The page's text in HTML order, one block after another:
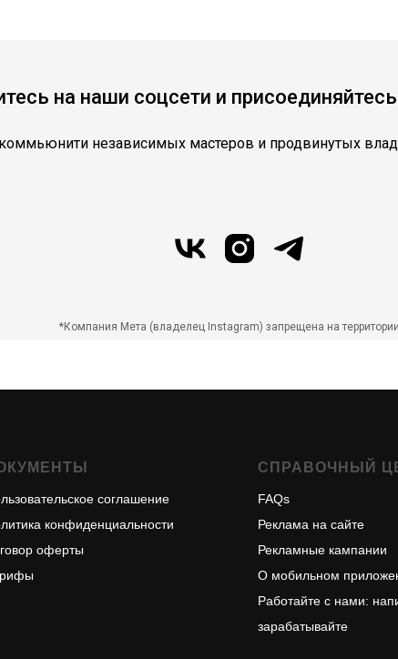
на наши соцсети и
независимых мастеров и продвинутых
*Компания Мета (владелец Instagram) запрещена на
соглашение
конфиденциальности
оферты
СПРАВОЧНЫЙ
FAQs
Реклама на сайте
Рекламные кампании
О мобильном
Работайте с нами:
зарабатывайте